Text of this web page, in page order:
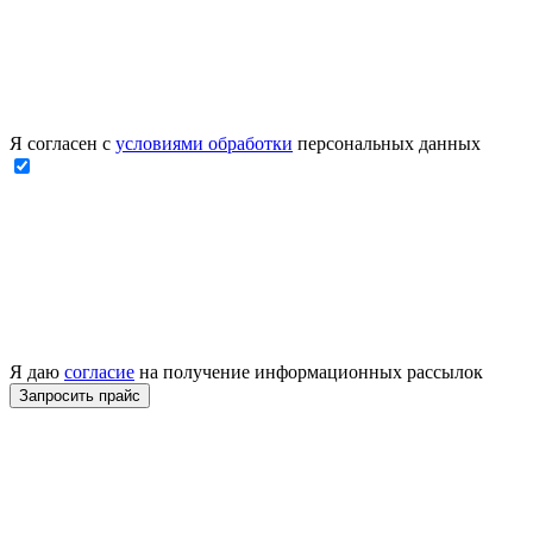
Я согласен с условиями обработки персональных данных
Я даю согласие на получение информационных рассылок